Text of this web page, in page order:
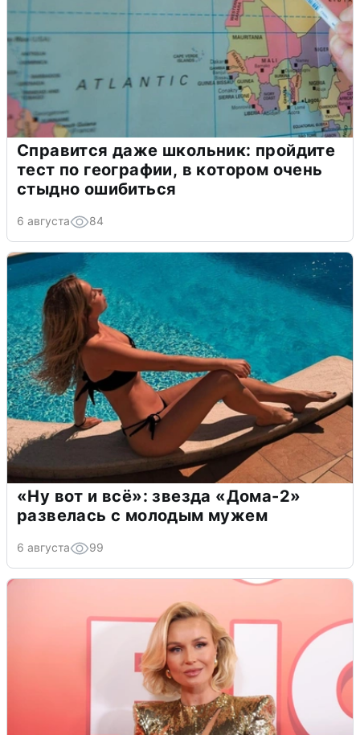
Справится даже школьник: пройдите
тест по географии, в котором очень
стыдно ошибиться
6 августа 84
«Ну вот и всё»: звезда «Дома-2»
развелась с молодым мужем
6 августа 99